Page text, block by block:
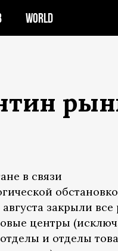
WORLD
в связи
августа закрыли
центры
и отделы